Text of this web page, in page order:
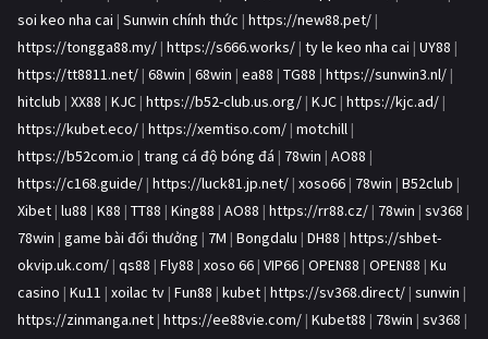
soi keo nha cai | Sunwin chính thức | https://new88.pet/ |
https://tongga88.my/ | https://s666.works/ | ty le keo nha cai | UY88 |
https://tt8811.net/ | 68win | 68win | ea88 | TG88 | https://sunwin3.nl/ |
hitclub | XX88 | KJC | https://b52-club.us.org/ | KJC | https://kjc.ad/ |
https://kubet.eco/ | https://xemtiso.com/ | motchill |
https://b52com.io | trang cá độ bóng đá | 78win | AO88 |
https://c168.guide/ | https://luck81.jp.net/ | xoso66 | 78win | B52club |
Xibet | lu88 | K88 | TT88 | King88 | AO88 | https://rr88.cz/ | 78win | sv368 |
78win | game bài đổi thưởng | 7M | Bongdalu | DH88 | https://shbet-
okvip.uk.com/ | qs88 | Fly88 | xoso 66 | VIP66 | OPEN88 | OPEN88 | Ku
casino | Ku11 | xoilac tv | Fun88 | kubet | https://sv368.direct/ | sunwin |
https://zinmanga.net | https://ee88vie.com/ | Kubet88 | 78win | sv368 |